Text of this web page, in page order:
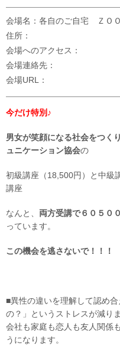
会場名：各自のご自宅 ＺＯ
住所：
会場へのアクセス：
会場連絡先：
会場URL：
今だけ特別♪
男女が笑顔になる社会をつく
ュニケーション協会の
初級講座（18,500円）と中級
講座
なんと、 両方受講で６０５０
っています。
この機会を逃さないで！！！
■異性の違いを理解して認め
の？」というストレスが減り
会社も家庭も恋人も友人関係
うになります。